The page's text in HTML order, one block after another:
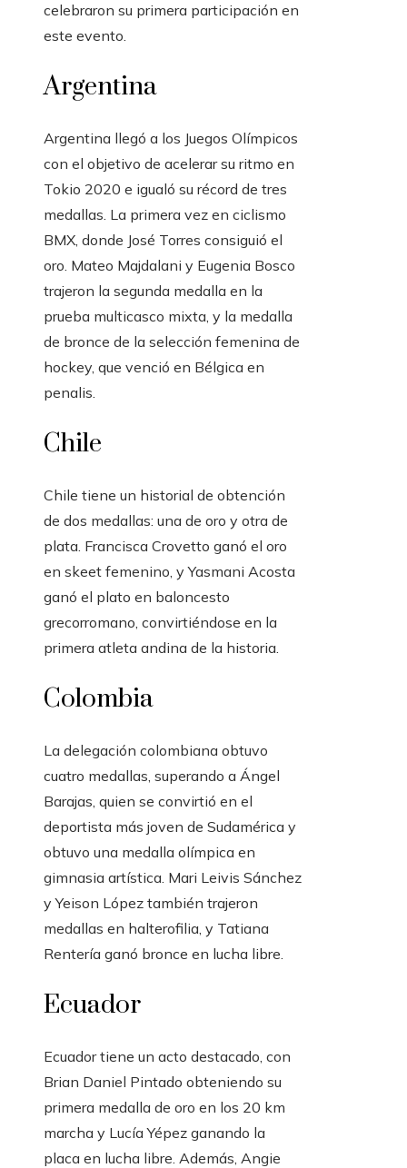
celebraron su primera participación en
este evento.
Argentina
Argentina llegó a los Juegos Olímpicos
con el objetivo de acelerar su ritmo en
Tokio 2020 e igualó su récord de tres
medallas. La primera vez en ciclismo
BMX, donde José Torres consiguió el
oro. Mateo Majdalani y Eugenia Bosco
trajeron la segunda medalla en la
prueba multicasco mixta, y la medalla
de bronce de la selección femenina de
hockey, que venció en Bélgica en
penalis.
Chile
Chile tiene un historial de obtención
de dos medallas: una de oro y otra de
plata. Francisca Crovetto ganó el oro
en skeet femenino, y Yasmani Acosta
ganó el plato en baloncesto
grecorromano, convirtiéndose en la
primera atleta andina de la historia.
Colombia
La delegación colombiana obtuvo
cuatro medallas, superando a Ángel
Barajas, quien se convirtió en el
deportista más joven de Sudamérica y
obtuvo una medalla olímpica en
gimnasia artística. Mari Leivis Sánchez
y Yeison López también trajeron
medallas en halterofilia, y Tatiana
Rentería ganó bronce en lucha libre.
Ecuador
Ecuador tiene un acto destacado, con
Brian Daniel Pintado obteniendo su
primera medalla de oro en los 20 km
marcha y Lucía Yépez ganando la
placa en lucha libre. Además, Angie